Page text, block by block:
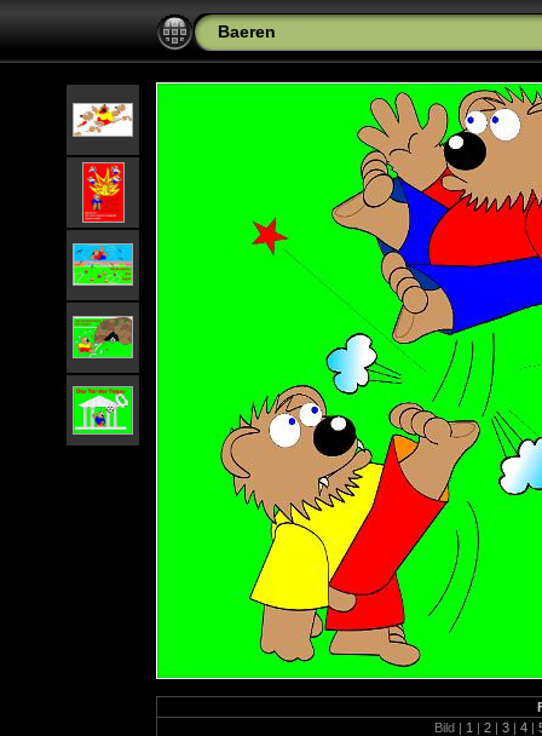
Baeren
Bild | 1 | 2 | 3 | 4 |